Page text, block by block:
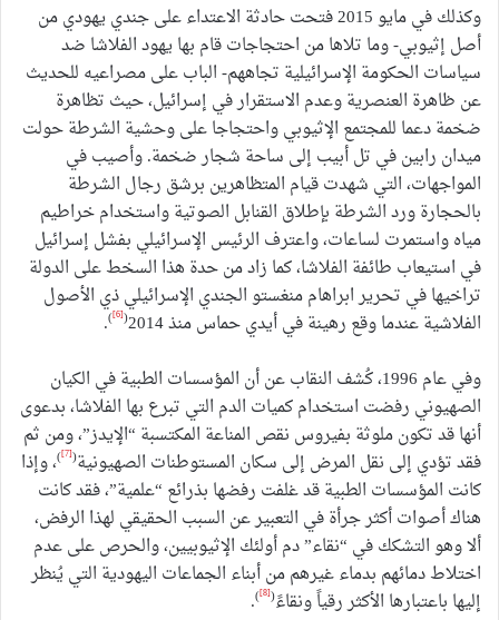
وكذلك في مايو 2015 فتحت حادثة الاعتداء على جندي يهودي من
أصل إثيوبي- وما تلاها من احتجاجات قام بها يهود الفلاشا ضد
سياسات الحكومة الإسرائيلية تجاههم- الباب على مصراعيه للحديث
عن ظاهرة العنصرية وعدم الاستقرار في إسرائيل، حيث تظاهرة
ضخمة دعما للمجتمع الإثيوبي واحتجاجا على وحشية الشرطة حولت
ميدان رابين في تل أبيب إلى ساحة شجار ضخمة. وأصيب في
المواجهات، التي شهدت قيام المتظاهرين برشق رجال الشرطة
بالحجارة ورد الشرطة بإطلاق القنابل الصوتية واستخدام خراطيم
مياه واستمرت لساعات، واعترف الرئيس الإسرائيلي بفشل إسرائيل
في استيعاب طائفة الفلاشا، كما زاد من حدة هذا السخط على الدولة
تراخيها في تحرير ابراهام منغستو الجندي الإسرائيلي ذي الأصول
الفلاشية عندما وقع رهينة في أيدي حماس منذ 2014
(
[6]
)
.
وفي عام 1996، كُشف النقاب عن أن المؤسسات الطبية في الكيان
الصهيوني رفضت استخدام كميات الدم التي تبرع بها الفلاشا، بدعوى
أنها قد تكون ملوثة بفيروس نقص المناعة المكتسبة “الإيدز”، ومن ثم
فقد تؤدي إلى نقل المرض إلى سكان المستوطنات الصهيونية(
[7]
)، وإذا
كانت المؤسسات الطبية قد غلفت رفضها بذرائع “علمية”، فقد كانت
هناك أصوات أكثر جرأة في التعبير عن السبب الحقيقي لهذا الرفض،
ألا وهو التشكك في “نقاء” دم أولئك الإثيوبيين، والحرص على عدم
اختلاط دمائهم بدماء غيرهم من أبناء الجماعات اليهودية التي يُنظر
إليها باعتبارها الأكثر رقياً ونقاءً(
[8]
)
.